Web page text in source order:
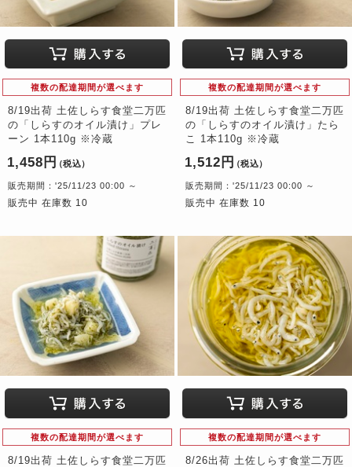
複数の配達期間が選べます
8/19出荷 土佐しらす食堂二万匹
の「しらすのオイル漬け」プレ
ーン 1本110g ※冷蔵
1,458円 （税込）
販売期間：'25/11/23 00:00 ～
販売中 在庫数 10
複数の配達期間が選べます
8/19出荷 土佐しらす食堂二万匹
の「しらすのオイル漬け」たら
こ 1本110g ※冷蔵
1,512円 （税込）
販売期間：'25/11/23 00:00 ～
販売中 在庫数 10
複数の配達期間が選べます
8/19出荷 土佐しらす食堂二万匹
複数の配達期間が選べます
8/26出荷 土佐しらす食堂二万匹